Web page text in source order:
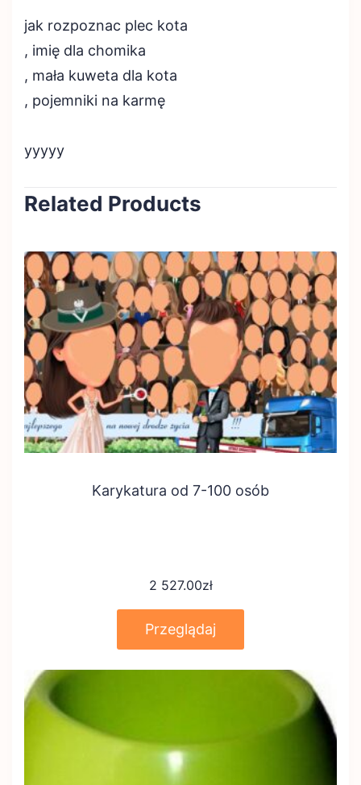
jak rozpoznac plec kota
, imię dla chomika
, mała kuweta dla kota
, pojemniki na karmę
yyyyy
Related Products
Karykatura od 7-100 osób
2 527.00zł
Przeglądaj